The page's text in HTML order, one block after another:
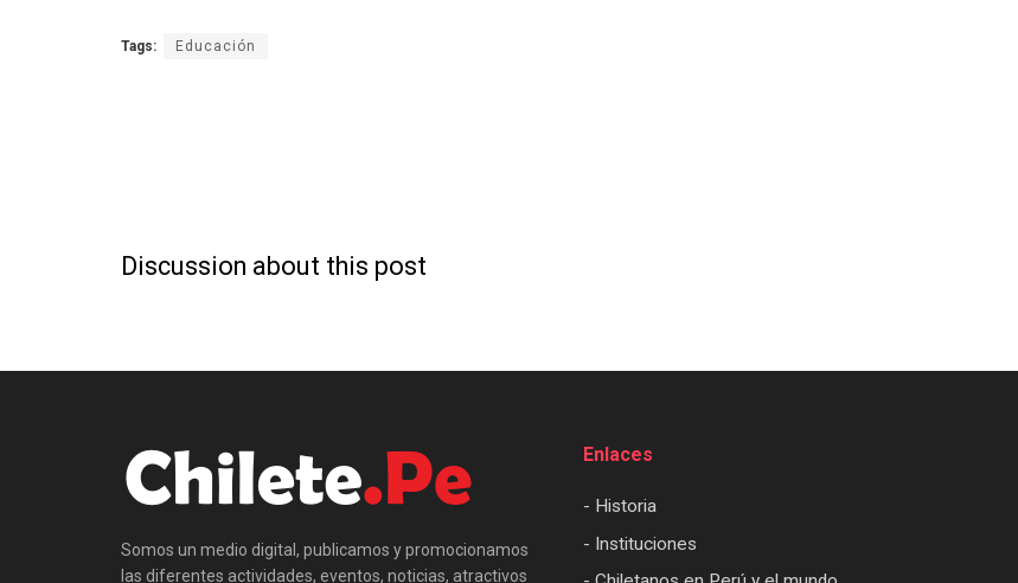
Tags: Educación
Discussion about this post
Somos un medio digital, publicamos y promocionamos
las diferentes actividades, eventos, noticias, atractivos
Enlaces
- Historia
- Instituciones